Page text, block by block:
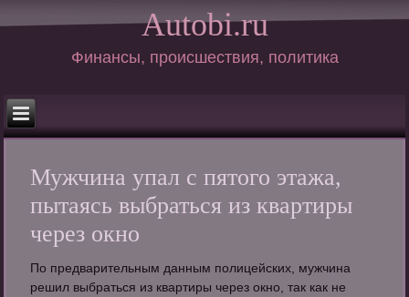
Autobi.ru
Финансы, происшествия, политика
Мужчина упал с пятого этажа,
пытаясь выбраться из квартиры
через окно
По предварительным данным полицейских, мужчина
решил выбраться из квартиры через окно, так как не